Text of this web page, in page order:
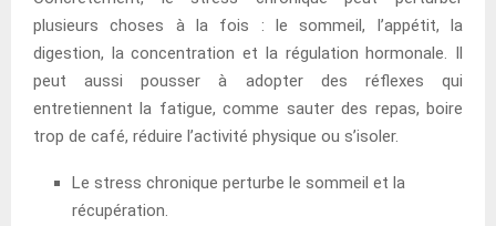
plusieurs choses à la fois : le sommeil, l’appétit, la
digestion, la concentration et la régulation hormonale. Il
peut aussi pousser à adopter des réflexes qui
entretiennent la fatigue, comme sauter des repas, boire
trop de café, réduire l’activité physique ou s’isoler.
Le stress chronique perturbe le sommeil et la
récupération.